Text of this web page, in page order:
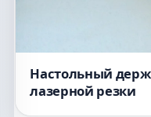
Настольный
лазерной резки